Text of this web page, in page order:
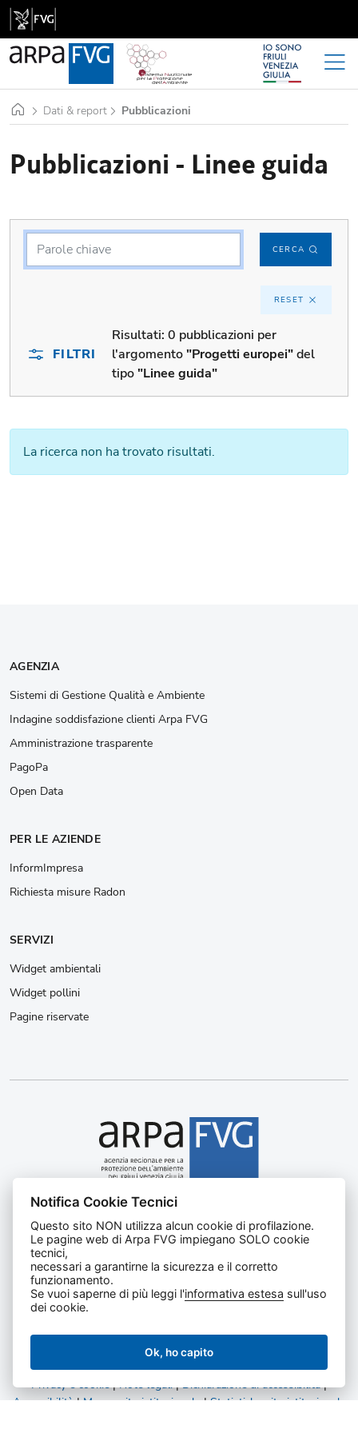
HomeDati & report Pubblicazioni
Pubblicazioni - Linee guida
CERCA
RESET
FILTRI
Risultati:0 pubblicazioni per
l'argomento"Progetti europei"del
tipo"Linee guida"
La ricerca non ha trovato risultati.
AGENZIA
Sistemi di Gestione Qualità e Ambiente
Indagine soddisfazione clienti Arpa FVG
Amministrazione trasparente
PagoPa
Open Data
PER LE AZIENDE
InformImpresa
Richiesta misure Radon
SERVIZI
Widget ambientali
Widget pollini
Pagine riservate
Agenzia regionale per la protezione dell’ambiente del
Friuli Venezia Giulia
C.F. e P. IVA 02096520305
Tel 0432 1918111
Privacy e cookie|Note legali|Dichiarazione di accessibilità|
Accessibilità|Mappa sito istituzionale|Statistiche sito istituzionale
Notifica Cookie Tecnici
Questo sito NON utilizza alcun cookie di profilazione.
Le pagine web di Arpa FVG impiegano SOLO cookie
tecnici,
necessari a garantirne la sicurezza e il corretto
funzionamento.
Se vuoi saperne di più leggi l'informativa estesa sull'uso
dei cookie.
Ok, ho capito